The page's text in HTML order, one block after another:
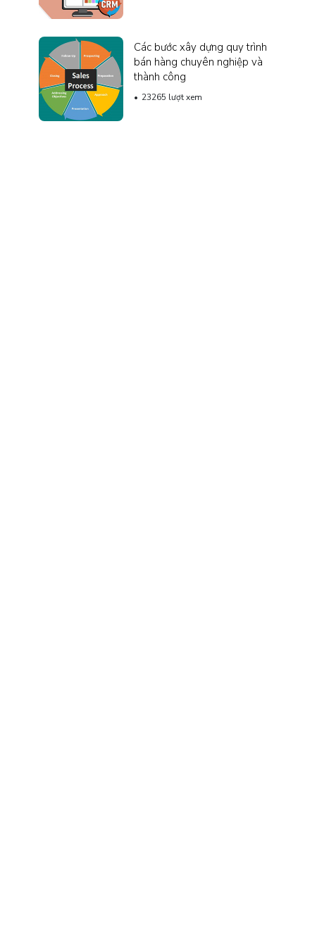
Các bước xây dựng quy trình
bán hàng chuyên nghiệp và
thành công
23265 lượt xem